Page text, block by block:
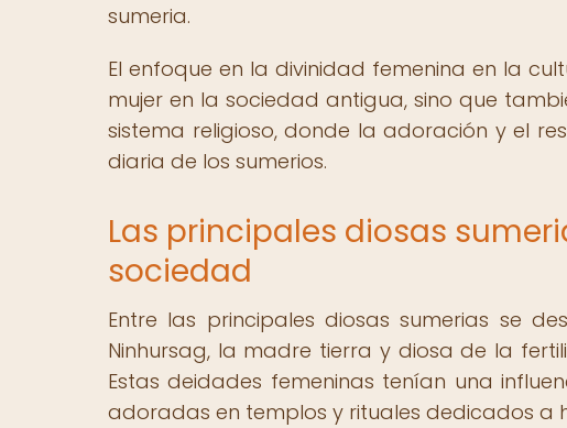
sumeria.
El enfoque en la divinidad femenina en la
mujer en la sociedad antigua, sino que
sistema religioso, donde la adoración y el
diaria de los sumerios.
Las principales diosas
sociedad
Entre las principales diosas sumerias se
Ninhursag, la madre tierra y diosa de la
Estas deidades femeninas tenían una
adoradas en templos y rituales dedicados a